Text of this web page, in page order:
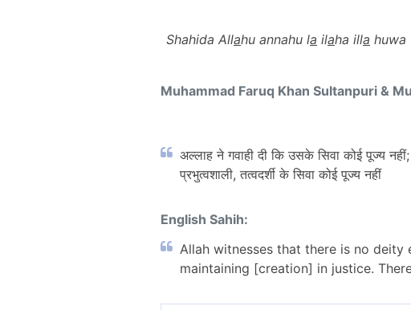
Shahida Allahu annahu la ilaha illa huwa
Muhammad Faruq Khan Sultanpuri &
अल्लाह ने गवाही दी कि उसके सिवा कोई पूज्य
प्रभुत्वशाली, तत्वदर्शी के सिवा कोई पूज्य नहीं
English Sahih:
Allah witnesses that there is no
maintaining [creation] in justice.